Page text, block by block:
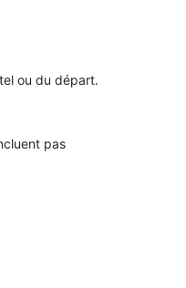
ou du départ.
pas